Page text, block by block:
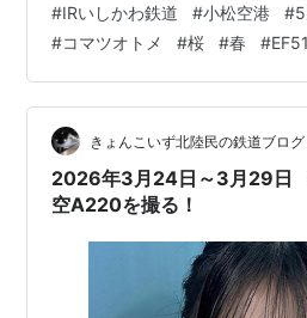
分 あったかくなってきました。
で撮影してきました！ 4076レ
発目は銀釜牽引の上り貨物で！
した。 IRいしかわIR24編成
#IRいしかわ鉄道 #小松空港 #
#コマツオトメ #桜 #春 #
きょんこいず北陸民の鉄道ブログ
2026年3月24日～3月29日
空A220を撮る！